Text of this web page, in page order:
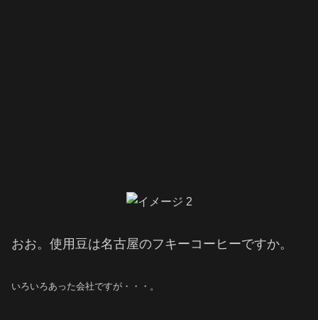
おお。使用豆は名古屋のフキーコーヒーですか。
いろいろあった会社ですが・・・。